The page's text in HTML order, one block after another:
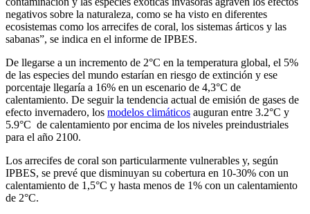
negativos sobre la naturaleza, como se ha visto en diferentes
ecosistemas como los arrecifes de coral, los sistemas árticos y las
sabanas”, se indica en el informe de IPBES.
De llegarse a un incremento de 2°C en la temperatura global, el 5%
de las especies del mundo estarían en riesgo de extinción y ese
porcentaje llegaría a 16% en un escenario de 4,3°C de
calentamiento. De seguir la tendencia actual de emisión de gases de
efecto invernadero, los modelos climáticos auguran entre 3.2°C y
5.9°C de calentamiento por encima de los niveles preindustriales
para el año 2100.
Los arrecifes de coral son particularmente vulnerables y, según
IPBES, se prevé que disminuyan su cobertura en 10-30% con un
calentamiento de 1,5°C y hasta menos de 1% con un calentamiento
de 2°C.